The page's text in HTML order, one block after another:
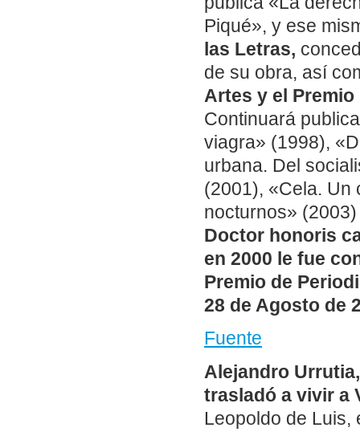
Piqué», y ese
las Letras,
de su obra, así
Artes y el
Continuará
viagra» (1998),
urbana. Del
(2001), «Cela. Un
nocturnos»
Doctor honoris
en 2000 le fue
Premio de
28 de Agosto de
Fuente
Alejandro
trasladó a vivir a
Leopoldo de Luis,